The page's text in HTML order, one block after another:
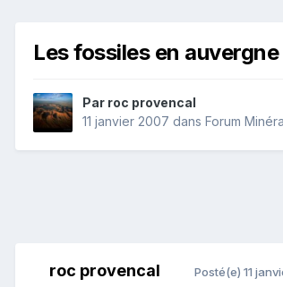
Les fossiles en
Par roc provencal
11 janvier 2007 dans Forum
roc provencal Posté(e) 11